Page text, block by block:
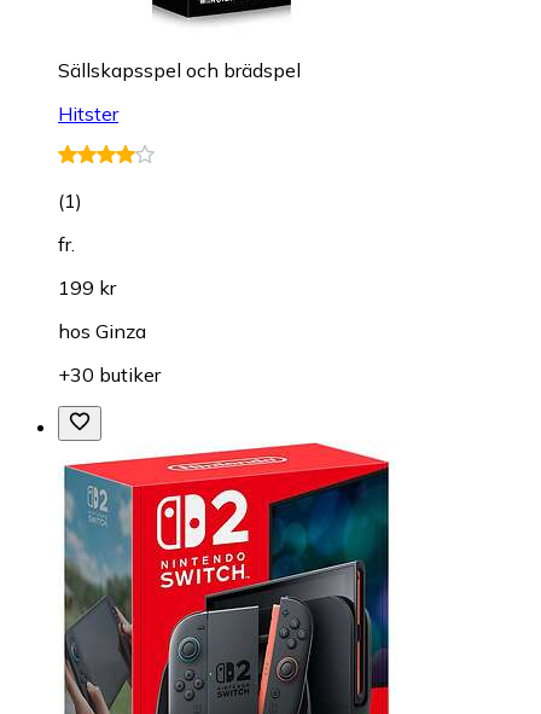
Sällskapsspel och brädspel
Hitster
(1)
fr.
199 kr
hos Ginza
+30 butiker